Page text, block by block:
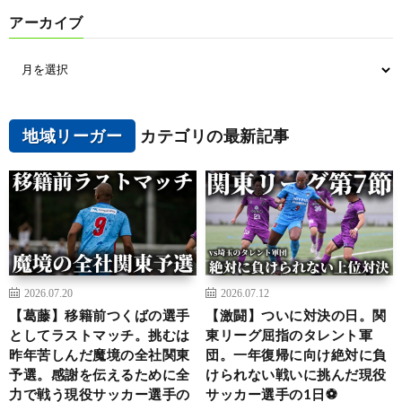
アーカイブ
地域リーガー カテゴリの最新記事
2026.07.20
【葛藤】移籍前つくばの選手
としてラストマッチ。挑むは
昨年苦しんだ魔境の全社関東
予選。感謝を伝えるために全
力で戦う現役サッカー選手の
2026.07.12
【激闘】ついに対決の日。関
東リーグ屈指のタレント軍
団。一年復帰に向け絶対に負
けられない戦いに挑んだ現役
サッカー選手の1日⚽️